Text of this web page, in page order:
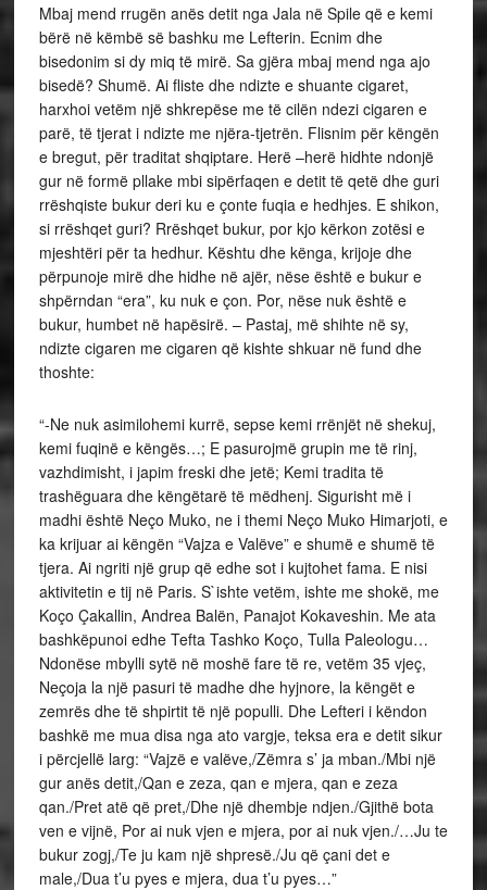
Mbaj mend rrugën anës detit nga Jala në Spile që e kemi
bërë në këmbë së bashku me Lefterin. Ecnim dhe
bisedonim si dy miq të mirë. Sa gjëra mbaj mend nga ajo
bisedë? Shumë. Ai fliste dhe ndizte e shuante cigaret,
harxhoi vetëm një shkrepëse me të cilën ndezi cigaren e
parë, të tjerat i ndizte me njëra-tjetrën. Flisnim për këngën
e bregut, për traditat shqiptare. Herë –herë hidhte ndonjë
gur në formë pllake mbi sipërfaqen e detit të qetë dhe guri
rrëshqiste bukur deri ku e çonte fuqia e hedhjes. E shikon,
si rrëshqet guri? Rrëshqet bukur, por kjo kërkon zotësi e
mjeshtëri për ta hedhur. Kështu dhe kënga, krijoje dhe
përpunoje mirë dhe hidhe në ajër, nëse është e bukur e
shpërndan “era”, ku nuk e çon. Por, nëse nuk është e
bukur, humbet në hapësirë. – Pastaj, më shihte në sy,
ndizte cigaren me cigaren që kishte shkuar në fund dhe
thoshte:
“-Ne nuk asimilohemi kurrë, sepse kemi rrënjët në shekuj,
kemi fuqinë e këngës…; E pasurojmë grupin me të rinj,
vazhdimisht, i japim freski dhe jetë; Kemi tradita të
trashëguara dhe këngëtarë të mëdhenj. Sigurisht më i
madhi është Neço Muko, ne i themi Neço Muko Himarjoti, e
ka krijuar ai këngën “Vajza e Valëve” e shumë e shumë të
tjera. Ai ngriti një grup që edhe sot i kujtohet fama. E nisi
aktivitetin e tij në Paris. S`ishte vetëm, ishte me shokë, me
Koço Çakallin, Andrea Balën, Panajot Kokaveshin. Me ata
bashkëpunoi edhe Tefta Tashko Koço, Tulla Paleologu…
Ndonëse mbylli sytë në moshë fare të re, vetëm 35 vjeç,
Neçoja la një pasuri të madhe dhe hyjnore, la këngët e
zemrës dhe të shpirtit të një populli. Dhe Lefteri i këndon
bashkë me mua disa nga ato vargje, teksa era e detit sikur
i përcjellë larg: “Vajzë e valëve,/Zëmra s’ ja mban./Mbi një
gur anës detit,/Qan e zeza, qan e mjera, qan e zeza
qan./Pret atë që pret,/Dhe një dhembje ndjen./Gjithë bota
ven e vijnë, Por ai nuk vjen e mjera, por ai nuk vjen./…Ju te
bukur zogj,/Te ju kam një shpresë./Ju që çani det e
male,/Dua t’u pyes e mjera, dua t’u pyes…”